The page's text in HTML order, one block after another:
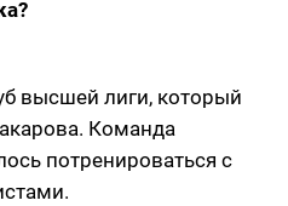
высшей лиги, который
Команда
потренироваться с